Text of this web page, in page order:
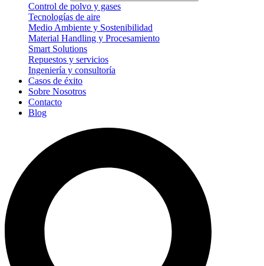
Control de polvo y gases
Tecnologías de aire
Medio Ambiente y Sostenibilidad
Material Handling y Procesamiento
Smart Solutions
Repuestos y servicios
Ingeniería y consultoría
Casos de éxito
Sobre Nosotros
Contacto
Blog